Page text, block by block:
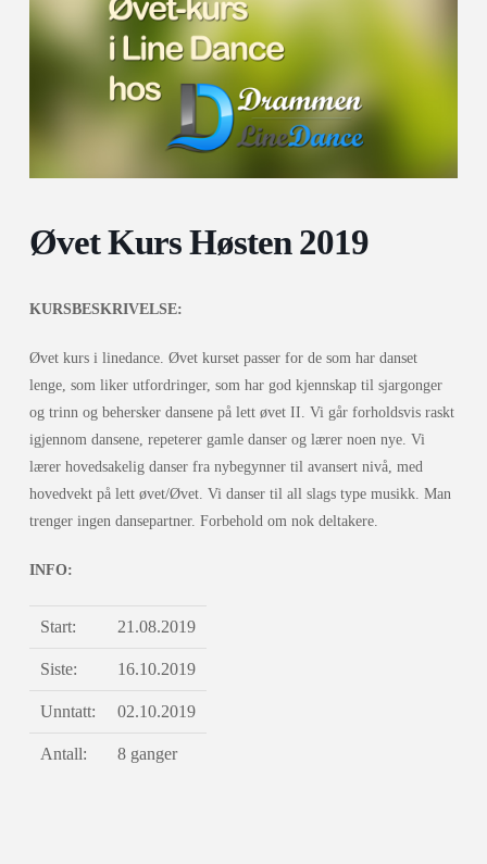
Øvet Kurs Høsten 2019
KURSBESKRIVELSE:
Øvet kurs i linedance. Øvet kurset passer for de som har danset
lenge, som liker utfordringer, som har god kjennskap til sjargonger
og trinn og behersker dansene på lett øvet II. Vi går forholdsvis raskt
igjennom dansene, repeterer gamle danser og lærer noen nye. Vi
lærer hovedsakelig danser fra nybegynner til avansert nivå, med
hovedvekt på lett øvet/Øvet. Vi danser til all slags type musikk. Man
trenger ingen dansepartner. Forbehold om nok deltakere.
INFO:
Start: 21.08.2019
Siste: 16.10.2019
Unntatt: 02.10.2019
Antall: 8 ganger